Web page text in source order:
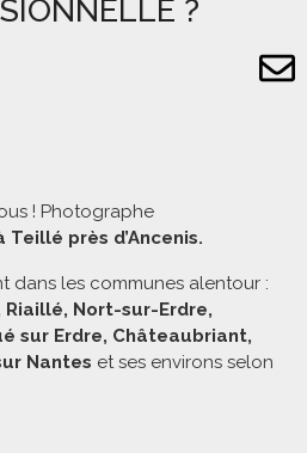
?
! Photographe
Teillé près d’Ancenis.
dans les communes alentour :
Riaillé, Nort-sur-Erdre,
sur Erdre, Châteaubriant,
Nantes et ses environs selon